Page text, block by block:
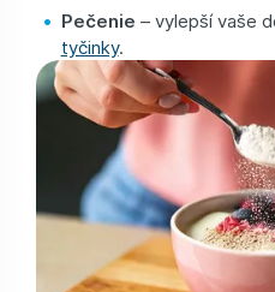
Pečenie – vylepší vaše
tyčinky.